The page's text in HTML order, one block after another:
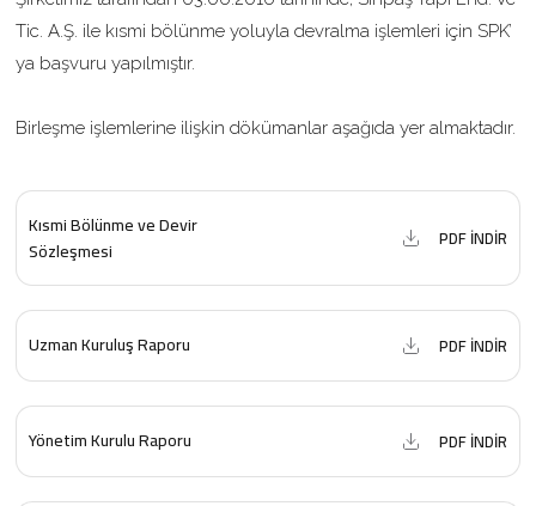
Tic. A.Ş. ile kısmi bölünme yoluyla devralma işlemleri için SPK’
ya başvuru yapılmıştır.
Birleşme işlemlerine ilişkin dökümanlar aşağıda yer almaktadır.
Kısmi Bölünme ve Devir
Sözleşmesi
PDF İNDİR
Uzman Kuruluş Raporu PDF İNDİR
Yönetim Kurulu Raporu PDF İNDİR